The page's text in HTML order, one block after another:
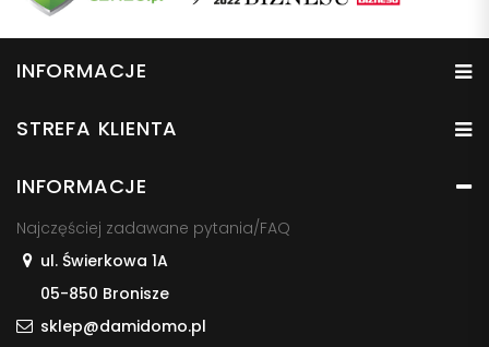
INFORMACJE
STREFA KLIENTA
INFORMACJE
Najczęściej zadawane pytania/FAQ
ul. Świerkowa 1A
05-850 Bronisze
sklep@damidomo.pl